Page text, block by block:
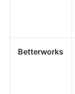
Betterworks